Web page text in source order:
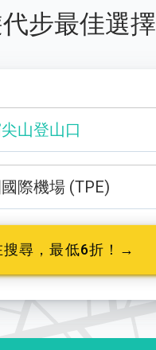
步最佳選擇
山登山口
際機場 (TPE)
搜尋，最低6折！→